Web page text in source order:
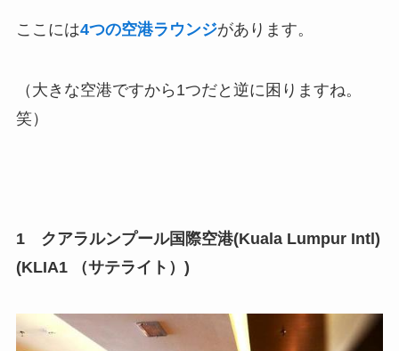
ここには4つの空港ラウンジがあります。
（大きな空港ですから1つだと逆に困りますね。
笑）
1 クアラルンプール国際空港(Kuala Lumpur Intl)
(KLIA1 （サテライト）)